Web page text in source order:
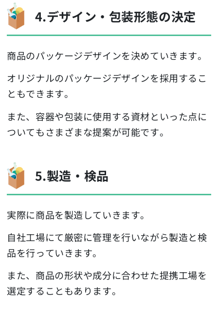
4.デザイン・包装形態の決定
商品のパッケージデザインを決めていきます。
オリジナルのパッケージデザインを採用するこ
ともできます。
また、容器や包装に使用する資材といった点に
ついてもさまざまな提案が可能です。
5.製造・検品
実際に商品を製造していきます。
自社工場にて厳密に管理を行いながら製造と検
品を行っていきます。
また、商品の形状や成分に合わせた提携工場を
選定することもあります。